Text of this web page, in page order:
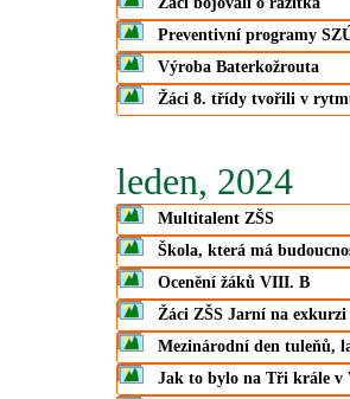
Preventivní programy
Výroba Baterkožrouta
Žáci 8. třídy tvořili v
leden, 2024
Multitalent ZŠS
Škola, která má
Ocenění žáků VIII. B
Žáci ZŠS Jarní na exkurzi
Mezinárodní den tuleňů,
Jak to bylo na Tři krále v